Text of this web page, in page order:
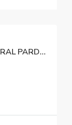
AMPLIO PISO EN CALLE DEL GENERAL PARDIÑAS